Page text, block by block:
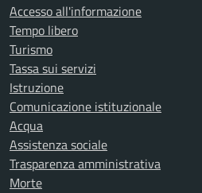
Accesso all'informazione
Tempo libero
Turismo
Tassa sui servizi
Istruzione
Comunicazione istituzionale
Acqua
Assistenza sociale
Trasparenza amministrativa
Morte